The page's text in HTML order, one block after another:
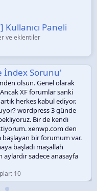
Kullanıcı Paneli
ve eklentiler
İndex Sorunu'
olsun. Genel olarak
XF forumlar sanki
herkes kabul ediyor.
wordpress 3 günde
Bir de kendi
xenwp.com den
başlayan bir forumum var.
başladı maşallah
sadece anasayfa
10